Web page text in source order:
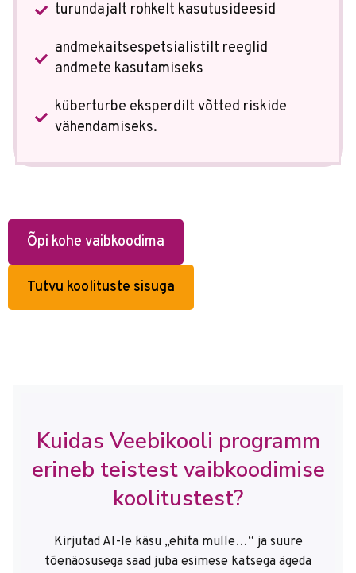
turundajalt rohkelt kasutusideesid
andmekaitsespetsialistilt reeglid
andmete kasutamiseks
küberturbe eksperdilt võtted riskide
vähendamiseks.
Õpi kohe vaibkoodima
Tutvu koolituste sisuga
Kuidas Veebikooli programm
erineb teistest vaibkoodimise
koolitustest?
Kirjutad AI-le käsu „ehita mulle…“ ja suure
tõenäosusega saad juba esimese katsega ägeda